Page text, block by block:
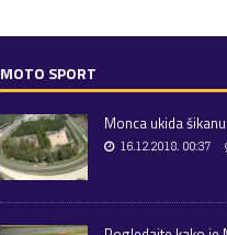
MOTO SPORT
Monca ukida
16.12.2018. 00:37